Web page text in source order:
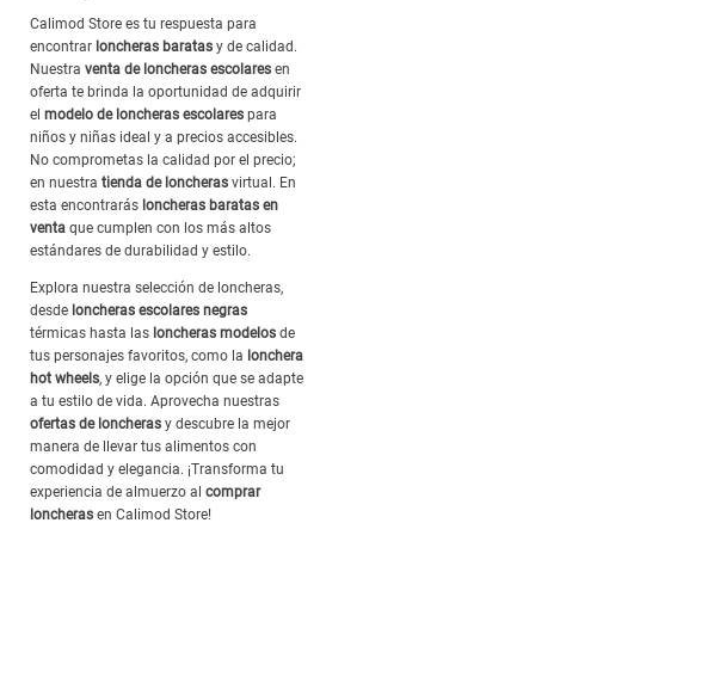
Calimod Store es tu respuesta para
encontrar loncheras baratas y de calidad.
Nuestra venta de loncheras escolares en
oferta te brinda la oportunidad de adquirir
el modelo de loncheras escolares para
niños y niñas ideal y a precios accesibles.
No comprometas la calidad por el precio;
en nuestra tienda de loncheras virtual. En
esta encontrarás loncheras baratas en
venta que cumplen con los más altos
estándares de durabilidad y estilo.
Explora nuestra selección de loncheras,
desde loncheras escolares negras
térmicas hasta las loncheras modelos de
tus personajes favoritos, como la lonchera
hot wheels, y elige la opción que se adapte
a tu estilo de vida. Aprovecha nuestras
ofertas de loncheras y descubre la mejor
manera de llevar tus alimentos con
comodidad y elegancia. ¡Transforma tu
experiencia de almuerzo al comprar
loncheras en Calimod Store!